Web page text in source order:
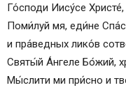
Го́споди Иису́се
Поми́луй мя, еди́не
и пра́ведных лико́в
Святы́й А́нгеле Бо́жий,
Мы́слити ми при́сно и